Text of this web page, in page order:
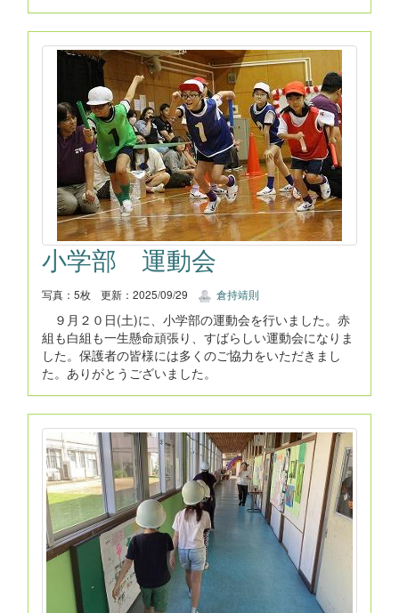
小学部 運動会
写真：5枚 更新：2025/09/29 倉持靖則
９月２０日(土)に、小学部の運動会を行いました。赤
組も白組も一生懸命頑張り、すばらしい運動会になりま
した。保護者の皆様には多くのご協力をいただきまし
た。ありがとうございました。